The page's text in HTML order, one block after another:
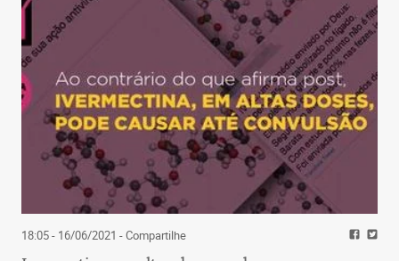
18:05 - 16/06/2021 - Compartilhe